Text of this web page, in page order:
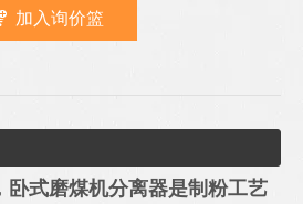
加入询价篮
卧式磨煤机分离器是制粉工艺